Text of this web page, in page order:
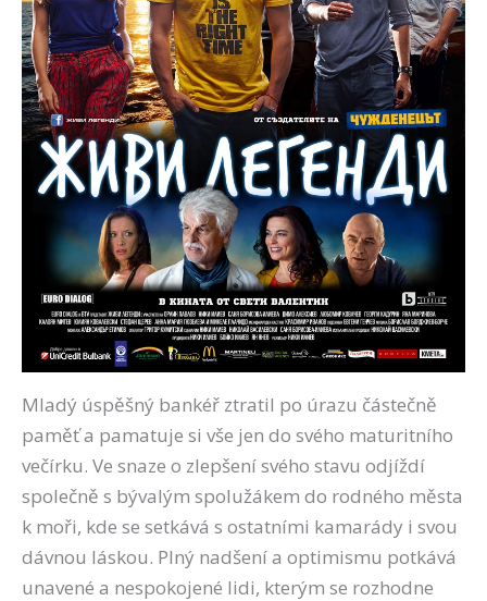
Mladý úspěšný bankéř ztratil po úrazu částečně
paměť a pamatuje si vše jen do svého maturitního
večírku. Ve snaze o zlepšení svého stavu odjíždí
společně s bývalým spolužákem do rodného města
k moři, kde se setkává s ostatními kamarády i svou
dávnou láskou. Plný nadšení a optimismu potkává
unavené a nespokojené lidi, kterým se rozhodne